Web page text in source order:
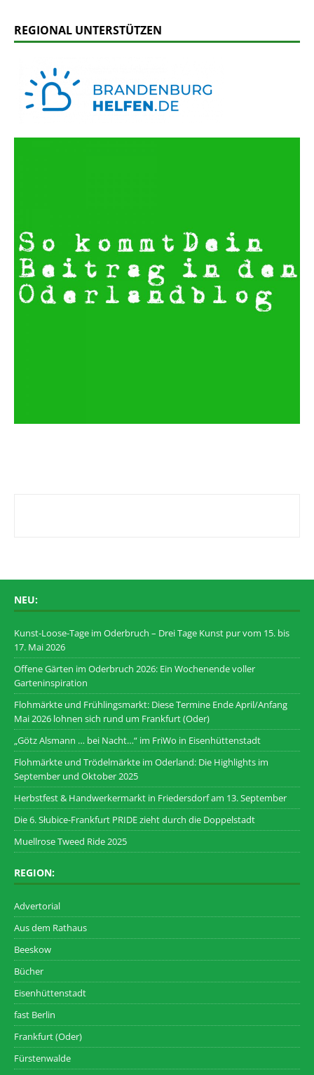
REGIONAL UNTERSTÜTZEN
NEU:
Kunst-Loose-Tage im Oderbruch – Drei Tage Kunst pur vom 15. bis
17. Mai 2026
Offene Gärten im Oderbruch 2026: Ein Wochenende voller
Garteninspiration
Flohmärkte und Frühlingsmarkt: Diese Termine Ende April/Anfang
Mai 2026 lohnen sich rund um Frankfurt (Oder)
„Götz Alsmann … bei Nacht…“ im FriWo in Eisenhüttenstadt
Flohmärkte und Trödelmärkte im Oderland: Die Highlights im
September und Oktober 2025
Herbstfest & Handwerkermarkt in Friedersdorf am 13. September
Die 6. Słubice-Frankfurt PRIDE zieht durch die Doppelstadt
Muellrose Tweed Ride 2025
REGION:
Advertorial
Aus dem Rathaus
Beeskow
Bücher
Eisenhüttenstadt
fast Berlin
Frankfurt (Oder)
Fürstenwalde